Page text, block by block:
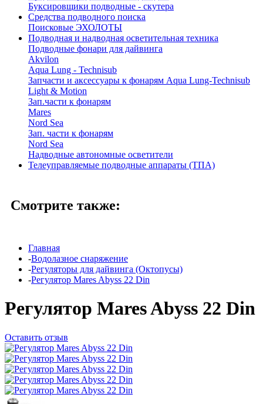
Буксировщики подводные - скутера
Средства подводного поиска
Поисковые ЭХОЛОТЫ
Подводная и надводная осветительная техника
Подводные фонари для дайвинга
Akvilon
Aqua Lung - Technisub
Запчасти и аксессуары к фонарям Aqua Lung-Technisub
Light & Motion
Зап.части к фонарям
Mares
Nord Sea
Зап. части к фонарям
Nord Sea
Надводные автономные осветители
Телеуправляемые подводные аппараты (ТПА)
Смотрите также:
Главная
-Водолазное снаряжение
-Регуляторы для дайвинга (Октопусы)
-Регулятор Mares Abyss 22 Din
Регулятор Mares Abyss 22 Din
Оставить отзыв